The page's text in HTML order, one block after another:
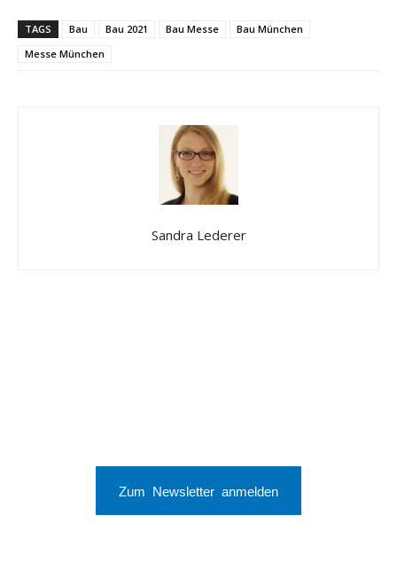
TAGS Bau Bau 2021 Bau Messe
Bau München
Messe München
Sandra Lederer
Zum Newsletter anmelden